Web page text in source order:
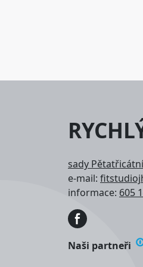
sady
e-mail:
informace: 605
Obrázek
Naši partneři